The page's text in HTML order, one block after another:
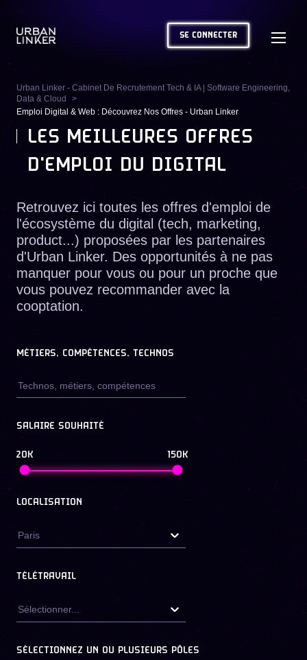
SE CONNECTER
Urban Linker - Cabinet De Recrutement Tech & IA | Software Engineering,
Data & Cloud
Emploi Digital & Web : Découvrez Nos Offres - Urban Linker
LES MEILLEURES OFFRES
D'EMPLOI DU DIGITAL
Retrouvez ici toutes les offres d'emploi de
l'écosystème du digital (tech, marketing,
product...) proposées par les partenaires
d'Urban Linker. Des opportunités à ne pas
manquer pour vous ou pour un proche que
vous pouvez recommander avec la
cooptation.
MÉTIERS, COMPÉTENCES, TECHNOS
SALAIRE SOUHAITÉ
20K 150K
LOCALISATION
Paris
TÉLÉTRAVAIL
Sélectionner...
SÉLECTIONNEZ UN OU PLUSIEURS PÔLES